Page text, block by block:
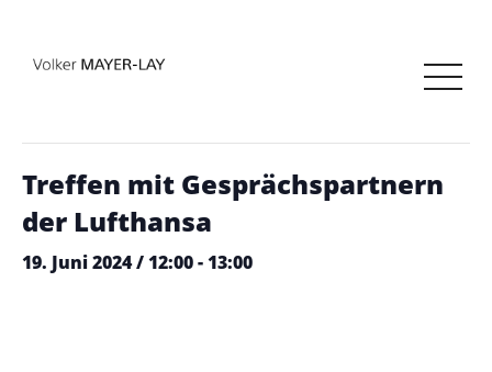
« Alle Veranstaltungen
Treffen mit Gesprächspartnern
der Lufthansa
19. Juni 2024 / 12:00-13:00